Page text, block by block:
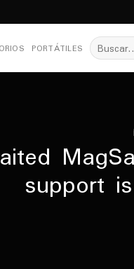
PORTÁTILES Buscar
por:
support